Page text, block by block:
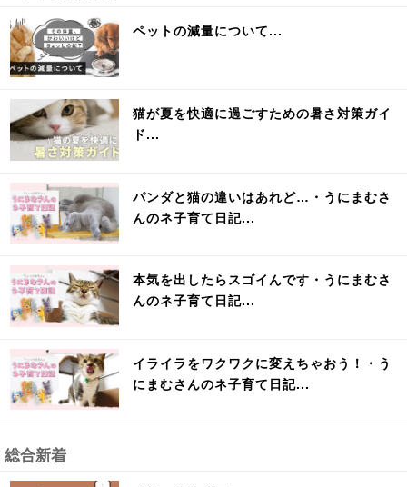
ペットの減量について...
猫が夏を快適に過ごすための暑さ対策ガイ
ド...
パンダと猫の違いはあれど…・うにまむさ
んのネ子育て日記...
本気を出したらスゴイんです・うにまむさ
んのネ子育て日記...
イライラをワクワクに変えちゃおう！・う
にまむさんのネ子育て日記...
総合新着